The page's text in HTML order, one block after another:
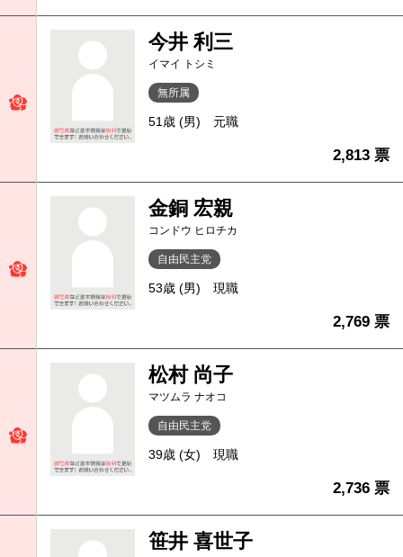
今井 利三
イマイ トシミ
無所属
51歳 (男) 元職
2,813 票
金銅 宏親
コンドウ ヒロチカ
自由民主党
53歳 (男) 現職
2,769 票
松村 尚子
マツムラ ナオコ
自由民主党
39歳 (女) 現職
2,736 票
笹井 喜世子